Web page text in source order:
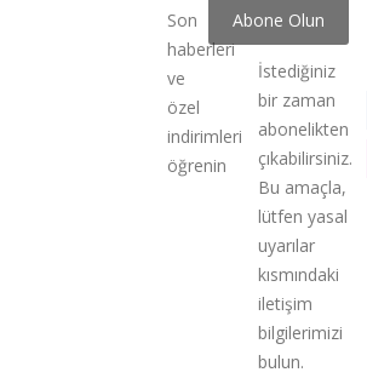
Son
haberleri
ve
özel
indirimleri
öğrenin
İstediğiniz
bir zaman
abonelikten
çıkabilirsiniz.
Bu amaçla,
lütfen yasal
uyarılar
kısmındaki
iletişim
bilgilerimizi
bulun.